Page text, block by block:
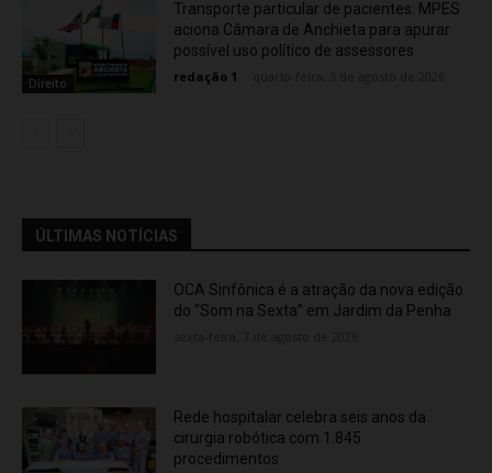
Direito
Transporte particular de pacientes: MPES
aciona Câmara de Anchieta para apurar
possível uso político de assessores
redação 1
ÚLTIMAS NOTÍCIAS
OCA Sinfônica é a atração da nova edição
do “Som na Sexta” em Jardim da Penha
Rede hospitalar celebra seis anos da
cirurgia robótica com 1.845
procedimentos